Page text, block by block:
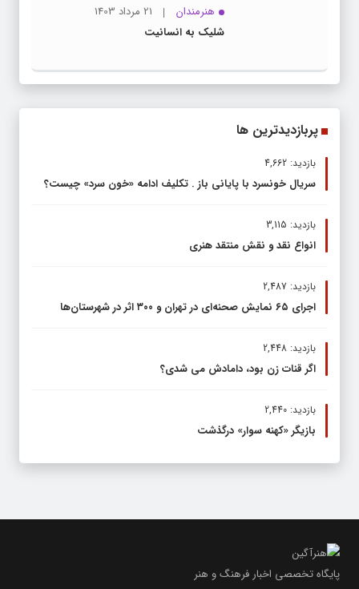
هنرمندان
21 مرداد 1403
شلیک به انسانیت
پربازدیدترین ها
بازدید: 4,662
سریال خونسرد با پایانی باز . تکلیف ادامه «خون سرد» چیست؟
بازدید: 3,115
انواع نقد و نقش منتقد هنری
بازدید: 2,487
اجرای ۶۵ نمایش صحنه‌ای در تهران و ۳۰۰ اثر در شهرستان‌ها
بازدید: 2,448
اگر قنات زن بود، دامادش می شدی؟
بازدید: 2,440
بازیگر «کهنه سوار» درگذشت
پایگاه تخصصی اخبار فرهنگ و هنر